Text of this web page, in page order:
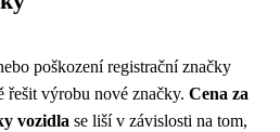
poškození registrační značky
řešit výrobu nové značky. Cena za
vozidla se liší v závislosti na tom,